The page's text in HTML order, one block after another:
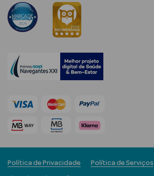
Rosto e
Cosmética
Rosto
Séruns Faciais
Creme de Olhos
envelhecimento
Política de Privacidade Política de Serviços